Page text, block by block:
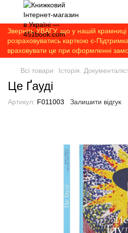
Зверніть УВАГУ, що у нашій
розраховуватись карткою є-
враховувати це при оформленні
Всі товари Історія.
Це Ґауді
Артикул: F011003 Залишити відгук